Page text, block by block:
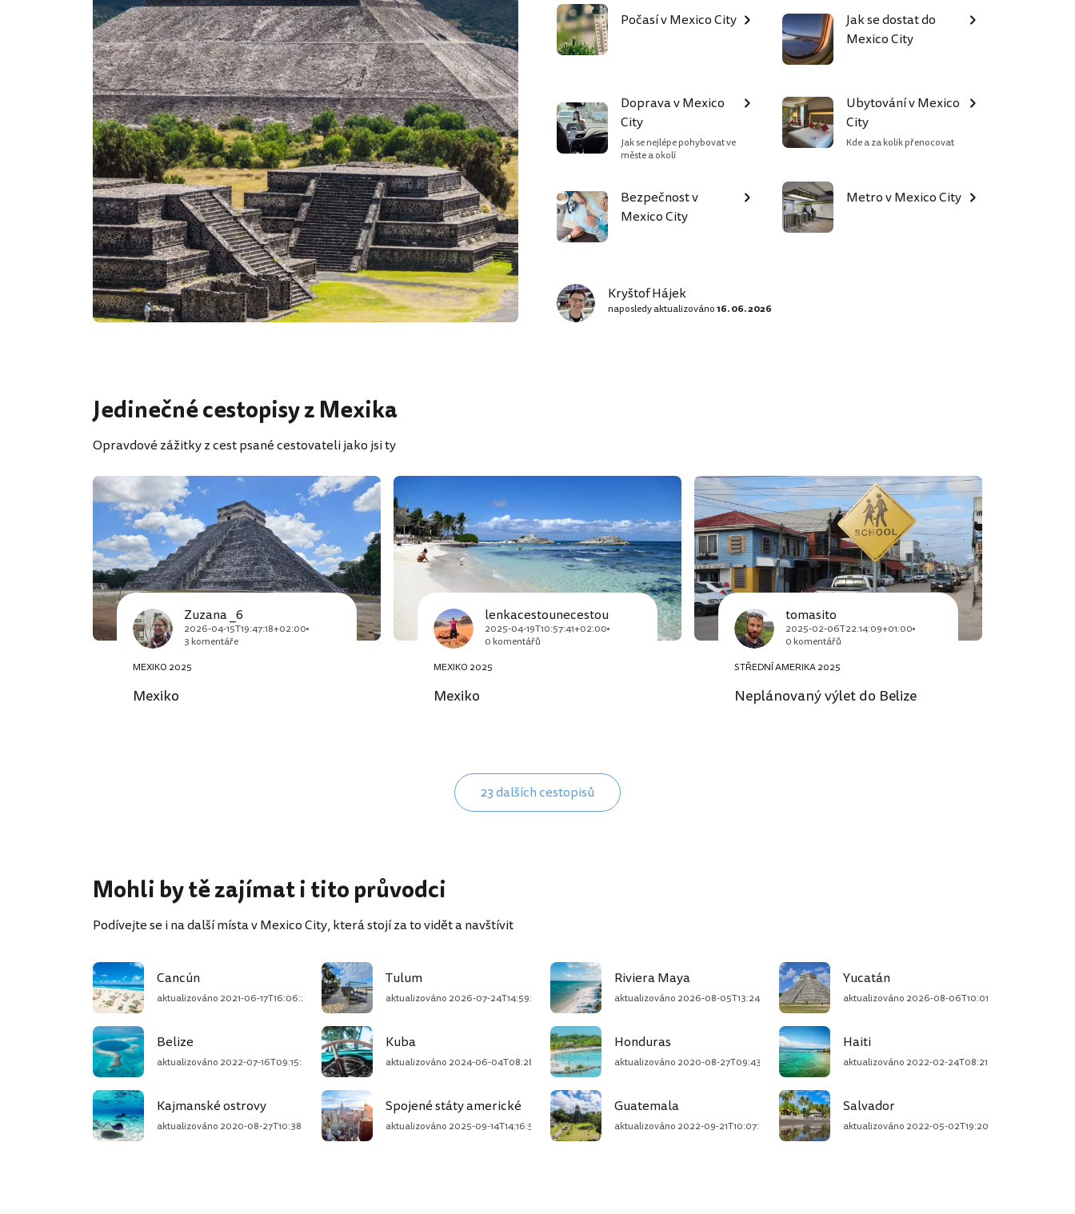
Počasí v Mexico City
Jak se dostat do
Mexico City
Doprava v Mexico
City
Jak se nejlépe pohybovat ve
měste a okolí
Ubytování v Mexico
City
Kde a za kolik přenocovat
Bezpečnost v
Mexico City
Metro v Mexico City
Kryštof Hájek
naposledy aktualizováno16. 06. 2026
Jedinečné cestopisy z Mexika
Opravdové zážitky z cest psané cestovateli jako jsi ty
Zuzana _6
2026-04-15T19:47:18+02:00
3 komentáře
MEXIKO 2025
Mexiko
lenkacestounecestou
2025-04-19T10:57:41+02:00
0 komentářů
MEXIKO 2025
Mexiko
tomasito
2025-02-06T22:14:09+01:00
0 komentářů
STŘEDNÍ AMERIKA 2025
Neplánovaný výlet do Belize
23 dalších cestopisů
Mohli by tě zajímat i tito průvodci
Podívejte se i na další místa v Mexico City, která stojí za to vidět a navštívit
Cancún
aktualizováno 2021-06-17T16:06:21+02:00
Tulum
aktualizováno 2026-07-24T14:59:34+02:00
Riviera Maya
aktualizováno 2026-08-05T13:24:39+02:00
Yucatán
aktualizováno 2026-08-06T10:01:13+02:00
Belize
aktualizováno 2022-07-16T09:15:28+02:00
Kuba
aktualizováno 2024-06-04T08:28:27+02:00
Honduras
aktualizováno 2020-08-27T09:43:27+02:00
Haiti
aktualizováno 2022-02-24T08:21:18+01:00
Kajmanské ostrovy
aktualizováno 2020-08-27T10:38:38+02:00
Spojené státy americké
aktualizováno 2025-09-14T14:16:59+02:00
Guatemala
aktualizováno 2022-09-21T10:07:03+02:00
Salvador
aktualizováno 2022-05-02T19:20:59+02:00